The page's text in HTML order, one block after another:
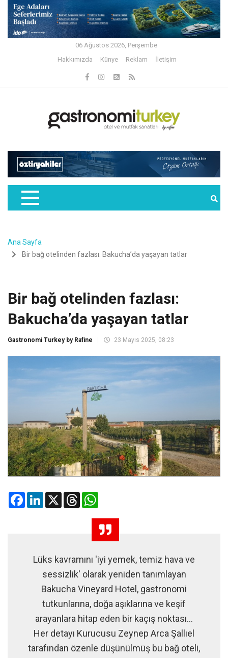
06 Ağustos 2026, Perşembe
Hakkımızda
Künye Reklam İletişim
Ana Sayfa
Bir bağ otelinden fazlası: Bakucha’da yaşayan tatlar
Bir bağ otelinden fazlası:
Bakucha’da yaşayan tatlar
Gastronomi Turkey by Rafine 23 Mayıs 2025, 08:23
FacebookLinkedIn
X Threads
Lüks kavramını 'iyi yemek, temiz hava ve
sessizlik' olarak yeniden tanımlayan
Bakucha Vineyard Hotel, gastronomi
tutkunlarına, doğa aşıklarına ve keşif
arayanlara hitap eden bir kaçış noktası…
Her detayı Kurucusu Zeynep Arca Şallıel
tarafından özenle düşünülmüş bu bağ oteli,